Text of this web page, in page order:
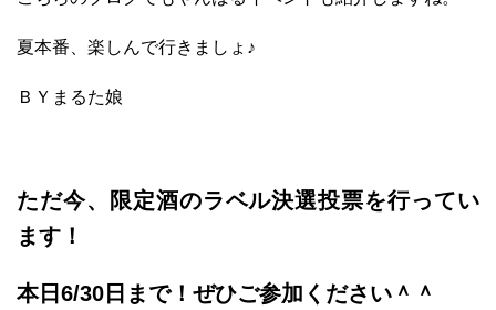
夏本番、楽しんで行きましょ♪
ＢＹまるた娘
ただ今、限定酒のラベル決選投票を行ってい
ます！
本日6/30日まで！ぜひご参加ください＾＾